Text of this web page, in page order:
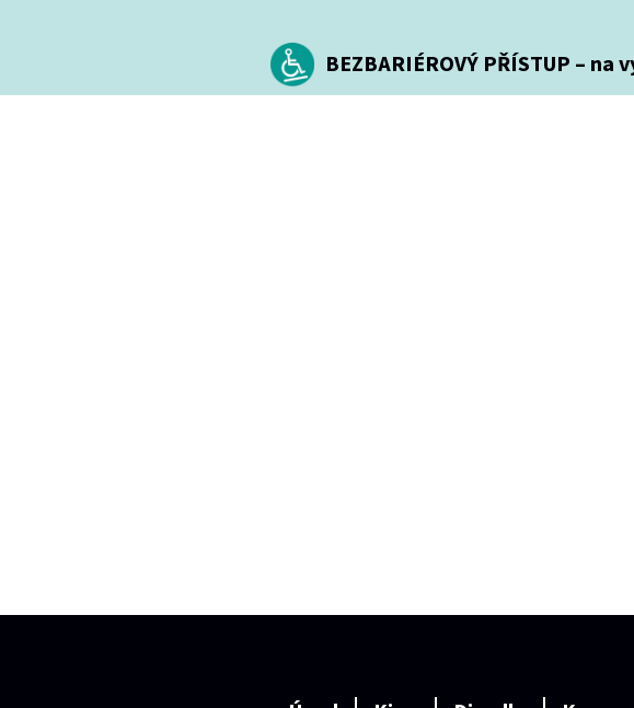
BEZBARIÉROVÝ PŘÍSTUP – na